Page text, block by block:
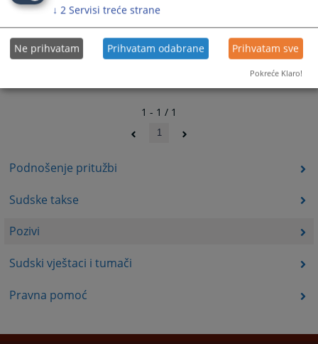
Podnošenje pritužbi
Sudske takse
Pozivi
Sudski vještaci i tumači
Pravna pomoć
1 - 1 / 1
1
↓ 2 Servisi treće strane
Ne prihvatam Prihvatam odabrane Prihvatam sve
Pokreće Klaro!